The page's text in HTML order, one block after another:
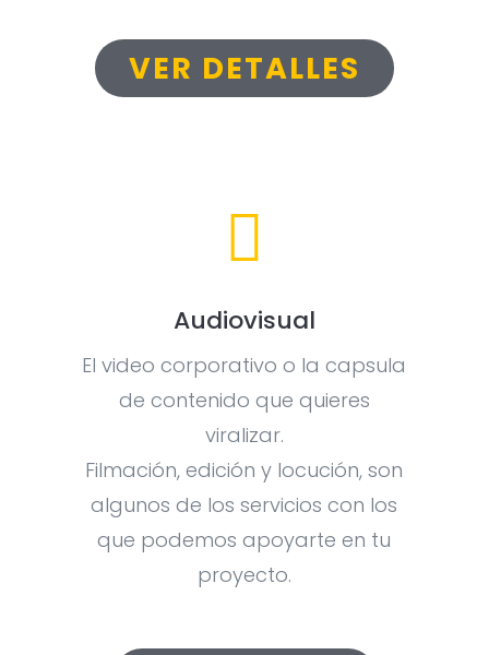
VER DETALLES

Audiovisual
El video corporativo o la capsula
de contenido que quieres
viralizar.
Filmación, edición y locución, son
algunos de los servicios con los
que podemos apoyarte en tu
proyecto.